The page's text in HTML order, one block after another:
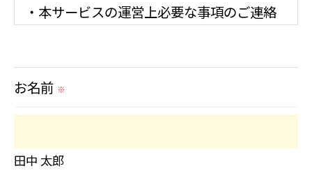
・本サービスの運営上必要な事項のご連絡
＜個人情報の提供について＞
当社ではお客様の同意を得た場合または法
令に定められた場合を除き、
はいたしません。
お名前 ※
田中 太郎